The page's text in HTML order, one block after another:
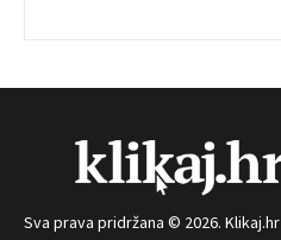
Sva prava pridržana © 2026. Klikaj.hr